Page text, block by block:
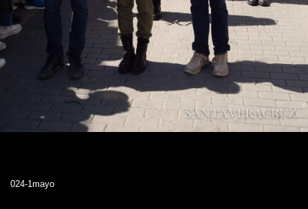
024-1mayo